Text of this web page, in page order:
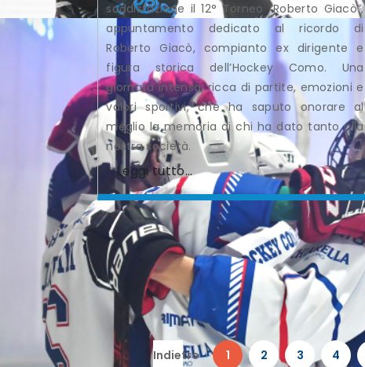
soddisfazione il 12° Torneo “Roberto Giacò”,
appuntamento dedicato al ricordo di
Roberto Giacò, compianto ex dirigente e
figura storica dell’Hockey Como. Una
giornata intensa, ricca di partite, emozioni e
valori sportivi, che ha saputo onorare al
meglio la memoria di chi ha dato tanto alla
nostra società.
Leggi tutto...
Indietro 1 2 3 4